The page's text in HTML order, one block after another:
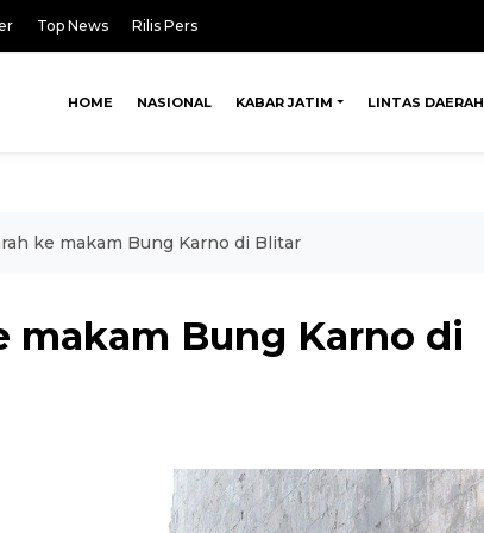
Top News Rilis Pers
HOME NASIONAL KABAR JATIM LINTAS DAERAH
ke makam Bung Karno di Blitar
makam Bung Karno di